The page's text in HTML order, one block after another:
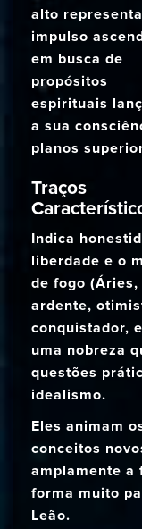
alto
impulso
em busca de
propósitos
espirituais
a sua
planos
Traços
Indica
liberdade e o
de fogo
ardente,
conquistador,
uma nobreza
questões
idealismo.
Eles animam
conceitos
amplamente a
forma muito
Leão.